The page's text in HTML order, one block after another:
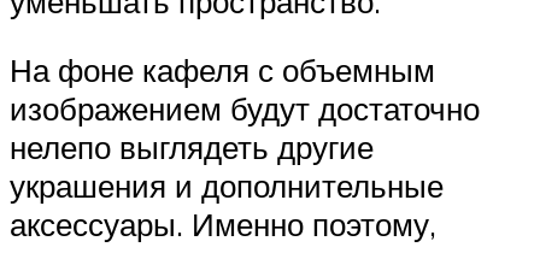
На фоне кафеля с объемным
изображением будут достаточно
нелепо выглядеть другие
украшения и дополнительные
аксессуары. Именно поэтому,